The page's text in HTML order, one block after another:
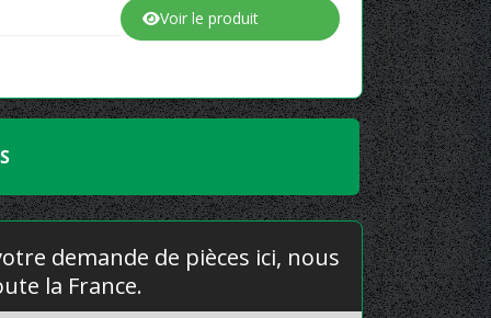
Voir le produit
demande de pièces ici, nous
la France.